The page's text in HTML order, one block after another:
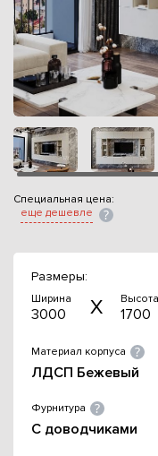
Специальная цена:
еще дешевле
Размеры:
Ширина
3000
Высота
1700
Материал корпуса
ЛДСП Бежевый
Фурнитура
С доводчиками